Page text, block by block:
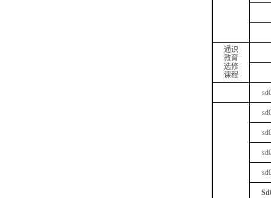
通识
教育
选修
课程